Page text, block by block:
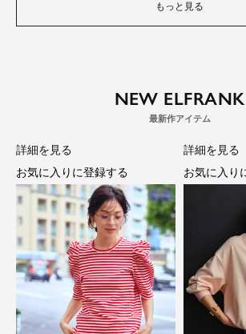
もっと見る
NEW ELFRANK
詳細を見る
お気に入りに登録する
詳細を見る
お気に入り